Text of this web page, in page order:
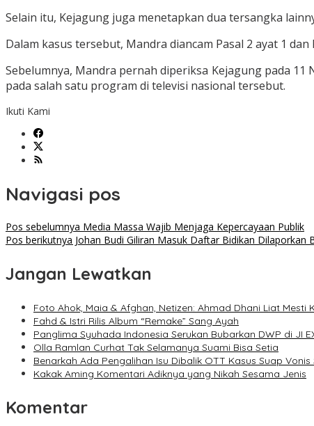
Selain itu, Kejagung juga menetapkan dua tersangka
Dalam kasus tersebut, Mandra diancam Pasal 2 ayat 1
Sebelumnya, Mandra pernah diperiksa Kejagung pada
pada salah satu program di televisi nasional tersebut.
Ikuti Kami
Navigasi pos
Pos sebelumnya Media Massa Wajib Menjaga Kepercayaan Publik
Pos berikutnya Johan Budi Giliran Masuk Daftar Bidikan Dilaporkan
Jangan Lewatkan
Foto Ahok, Maia & Afghan, Netizen: Ahmad Dhani Liat Mesti
Fahd & Istri Rilis Album “Remake” Sang Ayah
Panglima Syuhada Indonesia Serukan Bubarkan DWP di JI
Olla Ramlan Curhat Tak Selamanya Suami Bisa Setia
Benarkah Ada Pengalihan Isu Dibalik OTT Kasus Suap
Kakak Aming Komentari Adiknya yang Nikah Sesama Jenis
Komentar